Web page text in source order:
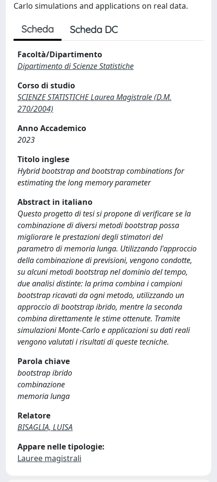
Carlo simulations and applications on real data.
Scheda Scheda DC
Facoltà/Dipartimento
Dipartimento di Scienze Statistiche
Corso di studio
SCIENZE STATISTICHE Laurea Magistrale (D.M.
270/2004)
Anno Accademico
2023
Titolo inglese
Hybrid bootstrap and bootstrap combinations for
estimating the long memory parameter
Abstract in italiano
Questo progetto di tesi si propone di verificare se la
combinazione di diversi metodi bootstrap possa
migliorare le prestazioni degli stimatori del
parametro di memoria lunga. Utilizzando l'approccio
della combinazione di previsioni, vengono condotte,
su alcuni metodi bootstrap nel dominio del tempo,
due analisi distinte: la prima combina i campioni
bootstrap ricavati da ogni metodo, utilizzando un
approccio di bootstrap ibrido, mentre la seconda
combina direttamente le stime ottenute. Tramite
simulazioni Monte-Carlo e applicazioni su dati reali
vengono valutati i risultati di queste tecniche.
Parola chiave
bootstrap ibrido
combinazione
memoria lunga
Relatore
BISAGLIA, LUISA
Appare nelle tipologie:
Lauree magistrali